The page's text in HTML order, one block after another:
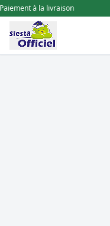
à la livraison